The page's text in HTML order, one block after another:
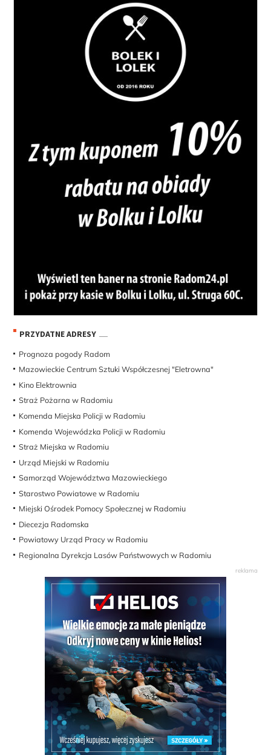
PRZYDATNE ADRESY
Prognoza pogody Radom
Mazowieckie Centrum Sztuki Współczesnej "Eletrowna"
Kino Elektrownia
Straż Pożarna w Radomiu
Komenda Miejska Policji w Radomiu
Komenda Wojewódzka Policji w Radomiu
Straż Miejska w Radomiu
Urząd Miejski w Radomiu
Samorząd Województwa Mazowieckiego
Starostwo Powiatowe w Radomiu
Miejski Ośrodek Pomocy Społecznej w Radomiu
Diecezja Radomska
Powiatowy Urząd Pracy w Radomiu
Regionalna Dyrekcja Lasów Państwowych w Radomiu